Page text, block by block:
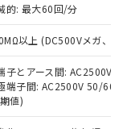
的: 最大60回/分
以上 (DC500Vメガ、点
子とアース間: AC2500V
端子間: AC2500V 50/
値)
結果は、
社内デー
あり、閲
および標
ことをご
合などや
。
以下、 カド
ビフェニル
ルエーテル類
チルヘキシ
す。
門へお問
Cd(カドミウ
臭化ビフェ
ち、外国
る商品
）を輸出
務取引許
続きを